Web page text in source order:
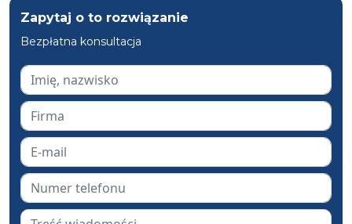
Zapytaj o to rozwiązanie
Bezpłatna konsultacja